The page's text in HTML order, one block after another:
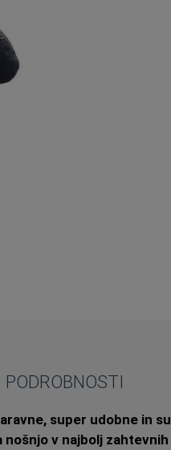
super udobne in
nošnjo v najbolj
PODROBNOSTI